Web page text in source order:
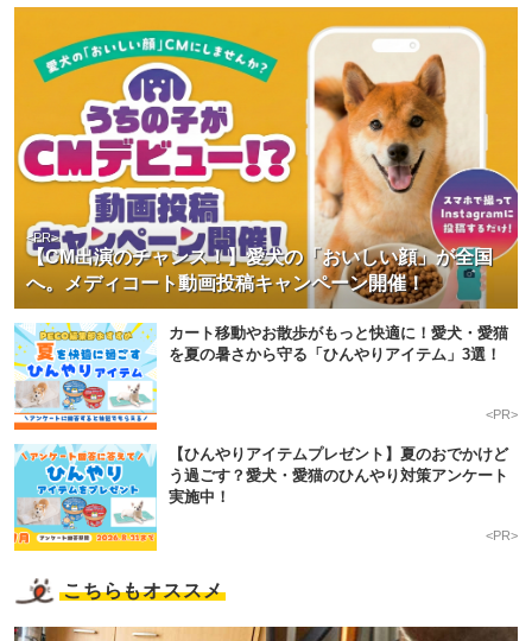
【CM出演のチャンス！】愛犬の「おいしい顔」が全国
へ。メディコート動画投稿キャンペーン開催！
<PR>
カート移動やお散歩がもっと快適に！愛犬・愛猫
を夏の暑さから守る「ひんやりアイテム」3選！
<PR>
【ひんやりアイテムプレゼント】夏のおでかけど
う過ごす？愛犬・愛猫のひんやり対策アンケート
実施中！
<PR>
こちらもオススメ